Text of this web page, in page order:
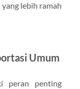
lebih ramah
Umum
peran penting